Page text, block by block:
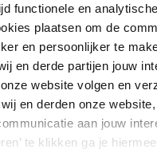
functionele en
plaatsen om de
en persoonlijker te
en derde partijen jouw
website volgen en
en derden onze website,
aan jouw
te klikken ga je
specifieke omstandigheden die
veroorzaken?
uit bepaalde bouwperiodes in
in Schiedam gevoeliger